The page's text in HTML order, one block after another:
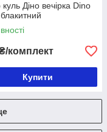
куль Діно вечірка Dino
комплект
Купити